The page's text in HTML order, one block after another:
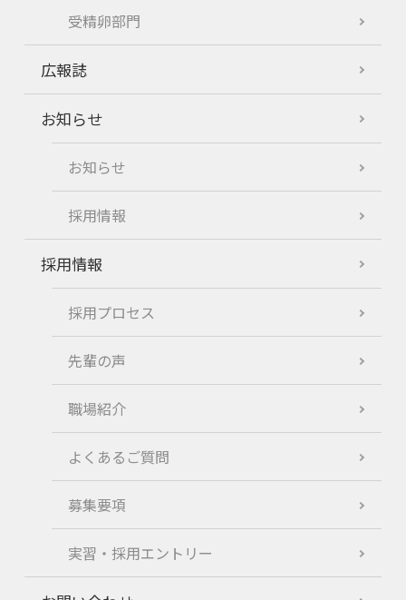
受精卵部門
広報誌
お知らせ
お知らせ
採用情報
採用情報
採用プロセス
先輩の声
職場紹介
よくあるご質問
募集要項
実習・採用エントリー